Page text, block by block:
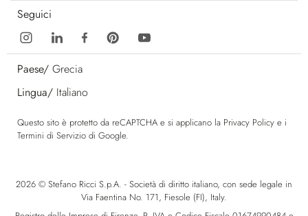
Seguici
Paese/ Grecia
Lingua/ Italiano
Questo sito è protetto da reCAPTCHA e si applicano la Privacy Policy e i
Termini di Servizio di Google.
2026 © Stefano Ricci S.p.A. - Società di diritto italiano, con sede legale in
Via Faentina No. 171, Fiesole (FI), Italy.